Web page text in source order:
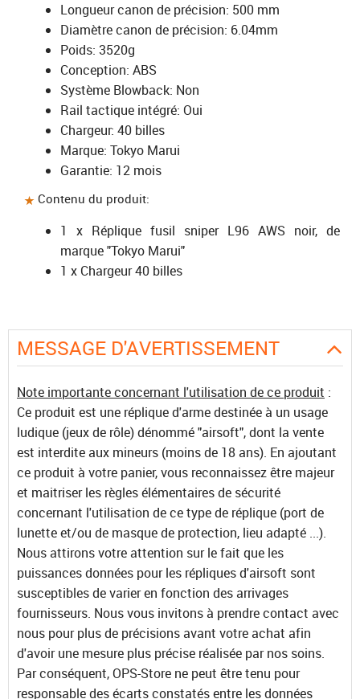
Longueur canon de précision: 500 mm
Diamètre canon de précision: 6.04mm
Poids: 3520g
Conception: ABS
Système Blowback: Non
Rail tactique intégré: Oui
Chargeur: 40 billes
Marque: Tokyo Marui
Garantie: 12 mois
Contenu du produit:
1 x Réplique fusil sniper L96 AWS noir, de
marque "Tokyo Marui"
1 x Chargeur 40 billes
MESSAGE D'AVERTISSEMENT
Note importante concernant l'utilisation de ce produit :
Ce produit est une réplique d'arme destinée à un usage
ludique (jeux de rôle) dénommé "airsoft", dont la vente
est interdite aux mineurs (moins de 18 ans). En ajoutant
ce produit à votre panier, vous reconnaissez être majeur
et maitriser les règles élémentaires de sécurité
concernant l'utilisation de ce type de réplique (port de
lunette et/ou de masque de protection, lieu adapté ...).
Nous attirons votre attention sur le fait que les
puissances données pour les répliques d'airsoft sont
susceptibles de varier en fonction des arrivages
fournisseurs. Nous vous invitons à prendre contact avec
nous pour plus de précisions avant votre achat afin
d'avoir une mesure plus précise réalisée par nos soins.
Par conséquent, OPS-Store ne peut être tenu pour
responsable des écarts constatés entre les données